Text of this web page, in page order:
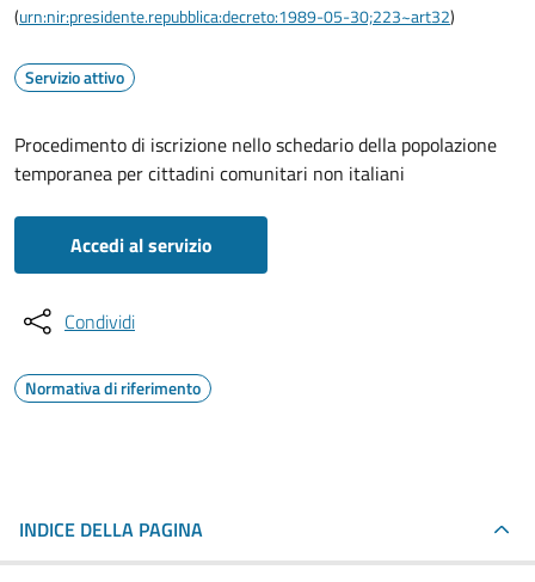
(urn:nir:presidente.repubblica:decreto:1989-05-30;223~art32)
Servizio attivo
Procedimento di iscrizione nello schedario della popolazione
temporanea per cittadini comunitari non italiani
Accedi al servizio
Condividi
Normativa di riferimento
INDICE DELLA PAGINA